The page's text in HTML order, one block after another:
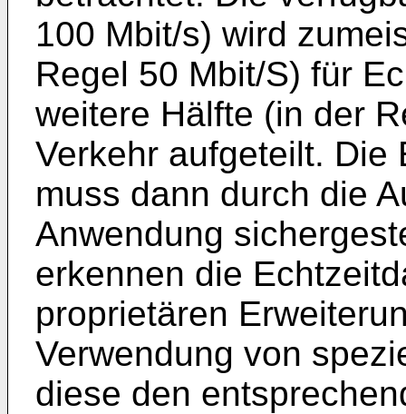
100 Mbit/s) wird
Regel 50 Mbit/S) für
weitere Hälfte (in der
Verkehr aufgeteilt. Die
muss dann durch die
Anwendung
erkennen die
proprietären
Verwendung von
diese den